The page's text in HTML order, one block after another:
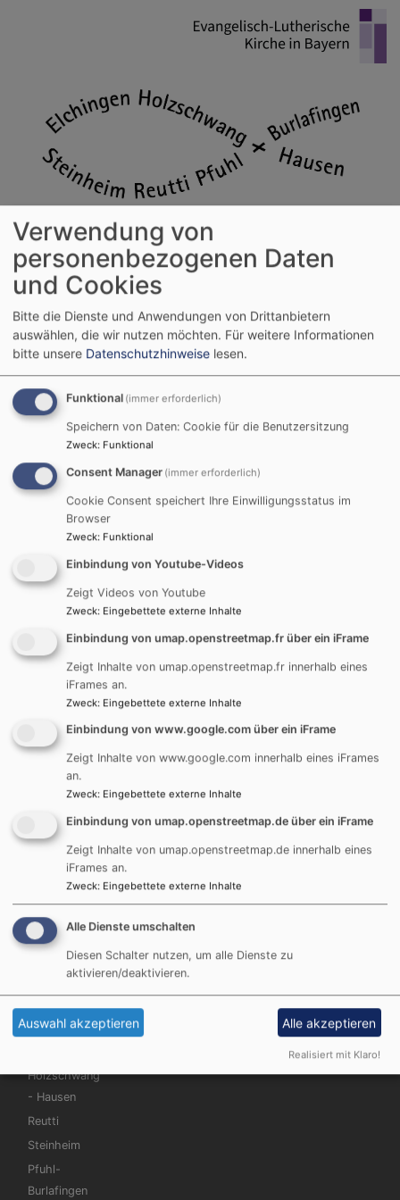
Evangelische Kirchengemeinden im
Ulmer Winkel
Holzschwang - Hausen - Reutti - Steinheim - Pfuhl - Burlafingen - Elchingen
Hauptnavigation
Startseite
Holzschwang - Kindergarten
Kindergarten - Konzeption
Holzschwang -
Kindergarten -
Konzeption
Pädagogisches Konzept Ev. Kindergarten
Holzschwang
725.39 KB
Hauptnavigation
Evangelisch
im Ulmer
Holzschwang
- Hausen
Reutti
Steinheim
Pfuhl-
Burlafingen
Fußbereichsmenü
Datenschutzerklärung
Barrierefreiheitserklärung
Verwendung von
personenbezogenen Daten
und Cookies
Bitte die Dienste und Anwendungen von Drittanbietern
auswählen, die wir nutzen möchten. Für weitere Informationen
bitte unsere Datenschutzhinweise lesen.
Funktional (immer erforderlich)
Speichern von Daten: Cookie für die Benutzersitzung
Zweck: Funktional
Consent Manager (immer erforderlich)
Cookie Consent speichert Ihre Einwilligungsstatus im
Browser
Zweck: Funktional
Einbindung von Youtube-Videos
Zeigt Videos von Youtube
Zweck: Eingebettete externe Inhalte
Einbindung von umap.openstreetmap.fr über ein iFrame
Zeigt Inhalte von umap.openstreetmap.fr innerhalb eines
iFrames an.
Zweck: Eingebettete externe Inhalte
Einbindung von www.google.com über ein iFrame
Zeigt Inhalte von www.google.com innerhalb eines iFrames
an.
Zweck: Eingebettete externe Inhalte
Einbindung von umap.openstreetmap.de über ein iFrame
Zeigt Inhalte von umap.openstreetmap.de innerhalb eines
iFrames an.
Zweck: Eingebettete externe Inhalte
Alle Dienste umschalten
Diesen Schalter nutzen, um alle Dienste zu
aktivieren/deaktivieren.
Auswahl akzeptieren Alle akzeptieren
Realisiert mit Klaro!